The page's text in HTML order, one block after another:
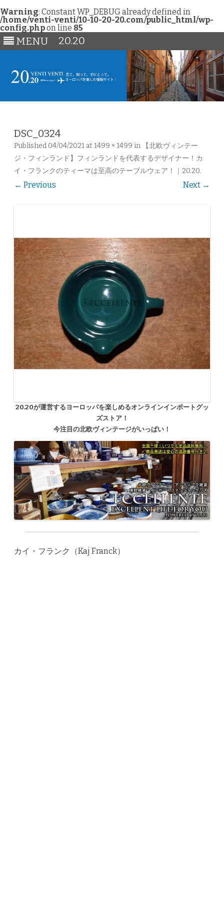
Warning: Constant WP_DEBUG already defined in
/home/venti-venti/10-10-20-20.com/public_html/wp-
config.phpon line 85
MENU 20.20
DSC_0324
Published 04/04/2021 at 1499 × 1499 in
【北欧ヴィンテー
ジ・フィンランド】フィンランドを代表するデザイナー！カ
イ・フランクのティーマは至高のテーブルウェア！｜20.20.
← Previous Next →
20.20が運営するヨーロッパを楽しめるオンラインインポートグッ
ズストア！
今注目の北欧ヴィンテージがいっぱい！
カイ・フランク（Kaj Franck）